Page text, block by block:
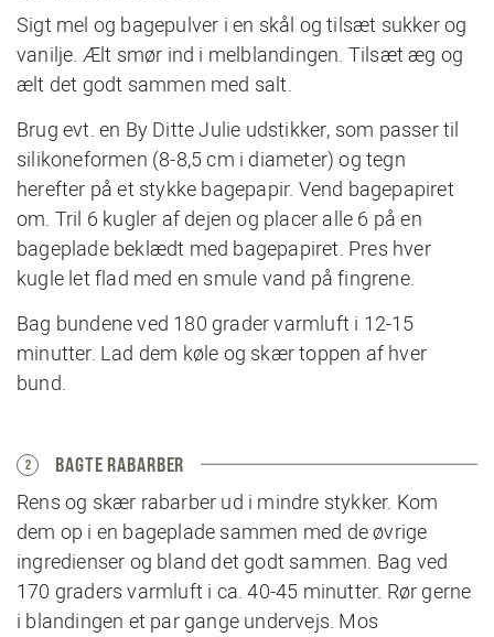
Sigt mel og bagepulver i en skål og tilsæt sukker og
vanilje. Ælt smør ind i melblandingen. Tilsæt æg og
ælt det godt sammen med salt.
Brug evt. en By Ditte Julie udstikker, som passer til
silikoneformen (8-8,5 cm i diameter) og tegn
herefter på et stykke bagepapir. Vend bagepapiret
om. Tril 6 kugler af dejen og placer alle 6 på en
bageplade beklædt med bagepapiret. Pres hver
kugle let flad med en smule vand på fingrene.
Bag bundene ved 180 grader varmluft i 12-15
minutter. Lad dem køle og skær toppen af hver
bund.
2 BAGTE RABARBER
Rens og skær rabarber ud i mindre stykker. Kom
dem op i en bageplade sammen med de øvrige
ingredienser og bland det godt sammen. Bag ved
170 graders varmluft i ca. 40-45 minutter. Rør gerne
i blandingen et par gange undervejs. Mos